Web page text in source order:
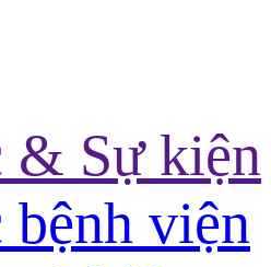
& Sự kiện
viện